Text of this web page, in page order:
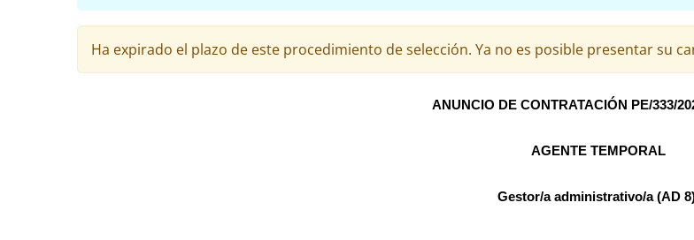
Ha expirado el plazo de este procedimiento de selección. Ya no es posible presentar su
ANUNCIO DE CONTRATACIÓN PE/333/
AGENTE TEMPORAL
Gestor/a administrativo/a (AD